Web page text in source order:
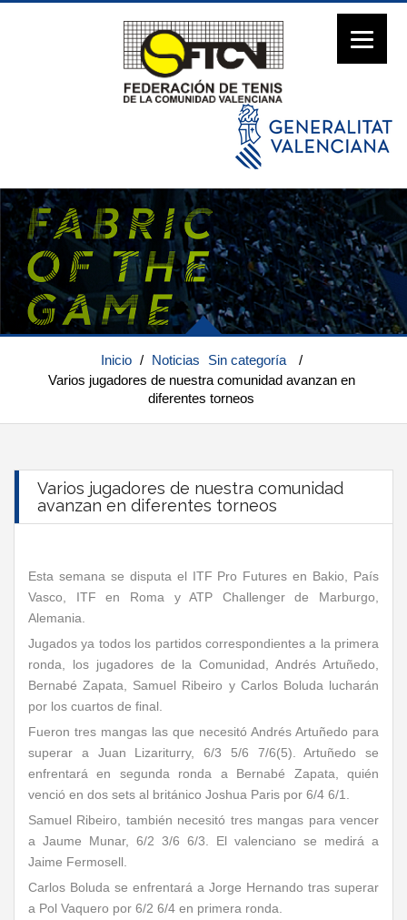
Inicio / Noticias Sin categoría
/
Varios jugadores de nuestra comunidad avanzan en
diferentes torneos
Varios jugadores de nuestra comunidad
avanzan en diferentes torneos
Esta semana se disputa el ITF Pro Futures en Bakio, País
Vasco, ITF en Roma y ATP Challenger de Marburgo,
Alemania.
Jugados ya todos los partidos correspondientes a la primera
ronda, los jugadores de la Comunidad, Andrés Artuñedo,
Bernabé Zapata, Samuel Ribeiro y Carlos Boluda lucharán
por los cuartos de final.
Fueron tres mangas las que necesitó Andrés Artuñedo para
superar a Juan Lizariturry, 6/3 5/6 7/6(5). Artuñedo se
enfrentará en segunda ronda a Bernabé Zapata, quién
venció en dos sets al británico Joshua Paris por 6/4 6/1.
Samuel Ribeiro, también necesitó tres mangas para vencer
a Jaume Munar, 6/2 3/6 6/3. El valenciano se medirá a
Jaime Fermosell.
Carlos Boluda se enfrentará a Jorge Hernando tras superar
a Pol Vaquero por 6/2 6/4 en primera ronda.